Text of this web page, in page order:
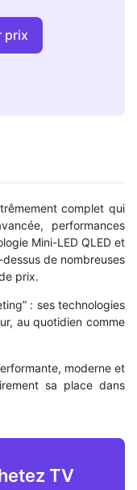
prix
complet qui
performances
Mini-LED QLED et
de nombreuses
prix.
: ses technologies
au quotidien comme
moderne et
sa place dans
TV